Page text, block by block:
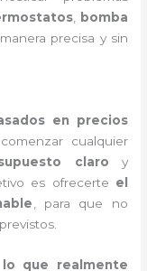
,
bomba
precisa y sin
en precios
cualquier
claro y
es ofrecerte el
, para que no
que realmente